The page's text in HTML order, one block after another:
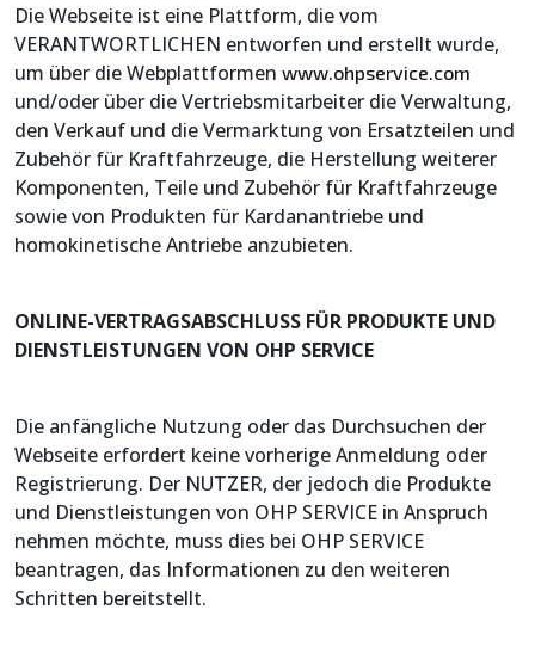
Die Webseite ist eine Plattform, die vom
VERANTWORTLICHEN entworfen und erstellt wurde,
um über die Webplattformen www.ohpservice.com
und/oder über die Vertriebsmitarbeiter die Verwaltung,
den Verkauf und die Vermarktung von Ersatzteilen und
Zubehör für Kraftfahrzeuge, die Herstellung weiterer
Komponenten, Teile und Zubehör für Kraftfahrzeuge
sowie von Produkten für Kardanantriebe und
homokinetische Antriebe anzubieten.
ONLINE-VERTRAGSABSCHLUSS FÜR PRODUKTE UND
DIENSTLEISTUNGEN VON OHP SERVICE
Die anfängliche Nutzung oder das Durchsuchen der
Webseite erfordert keine vorherige Anmeldung oder
Registrierung. Der NUTZER, der jedoch die Produkte
und Dienstleistungen von OHP SERVICE in Anspruch
nehmen möchte, muss dies bei OHP SERVICE
beantragen, das Informationen zu den weiteren
Schritten bereitstellt.